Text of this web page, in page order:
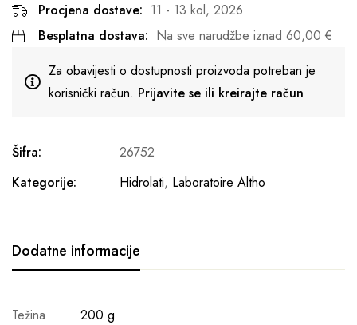
Procjena dostave: 11 - 13 kol, 2026
Besplatna dostava: Na sve narudžbe iznad 60,00 €
Za obavijesti o dostupnosti proizvoda potreban je
korisnički račun. Prijavite se ili kreirajte račun
Šifra:
26752
Kategorije:
Hidrolati, Laboratoire Altho
Dodatne informacije
Težina
200 g